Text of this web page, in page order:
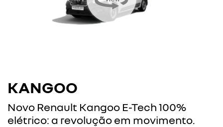
KANGOO
Novo Renault Kangoo E-Tech 100%
elétrico: a revolução em movimento.